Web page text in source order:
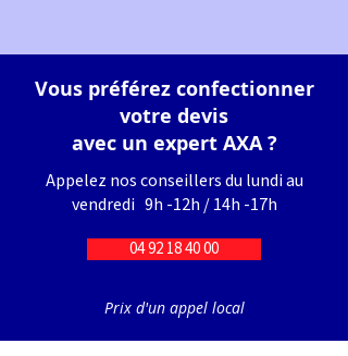
Vous préférez confectionner
votre devis
avec un expert AXA ?
Appelez nos conseillers du lundi au
vendredi 9h -12h / 14h -17h
04 92 18 40 00
Prix d'un appel local